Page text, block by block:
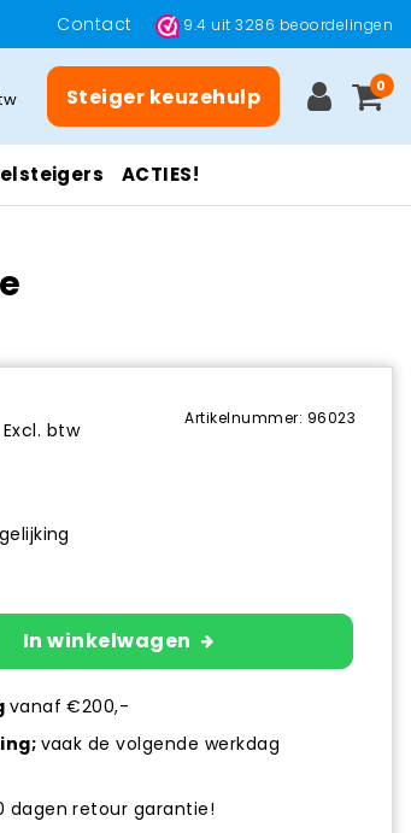
Contact 9.4 uit3286 beoordelingen
Steiger keuzehulp 0
ACTIES!
Excl. btw
Artikelnummer: 96023
In winkelwagen
vanaf €200,-
vaak de volgende werkdag
dagen retour garantie!